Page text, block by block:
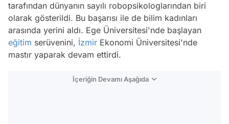
tarafından dünyanın sayılı robopsikologlarından biri
olarak gösterildi. Bu başarısı ile de bilim kadınları
arasında yerini aldı. Ege Üniversitesi'nde başlayan
eğitim serüvenini, İzmir Ekonomi Üniversitesi'nde
mastır yaparak devam ettirdi.
İçeriğin Devamı Aşağıda